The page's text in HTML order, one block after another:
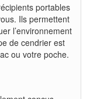
portables
Ils permettent
l’environnement
de cendrier est
ou votre poche.